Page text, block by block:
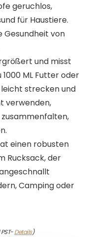
geruchlos,
für Haustiere.
Gesundheit von
und misst
1000 ML Futter oder
leicht strecken und
verwenden,
zusammenfalten,
einen robusten
Rucksack, der
Camping oder
Details)